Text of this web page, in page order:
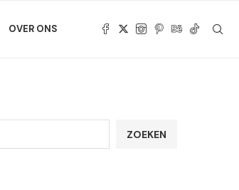
OVER ONS
ZOEKEN